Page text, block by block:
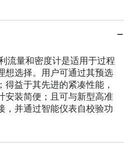
流量和密度计是适用于过程
想选择。用户可通过其预选
得益于其先进的紧凑性能，
安装简便；且可与新型高准
，并通过智能仪表自校验功